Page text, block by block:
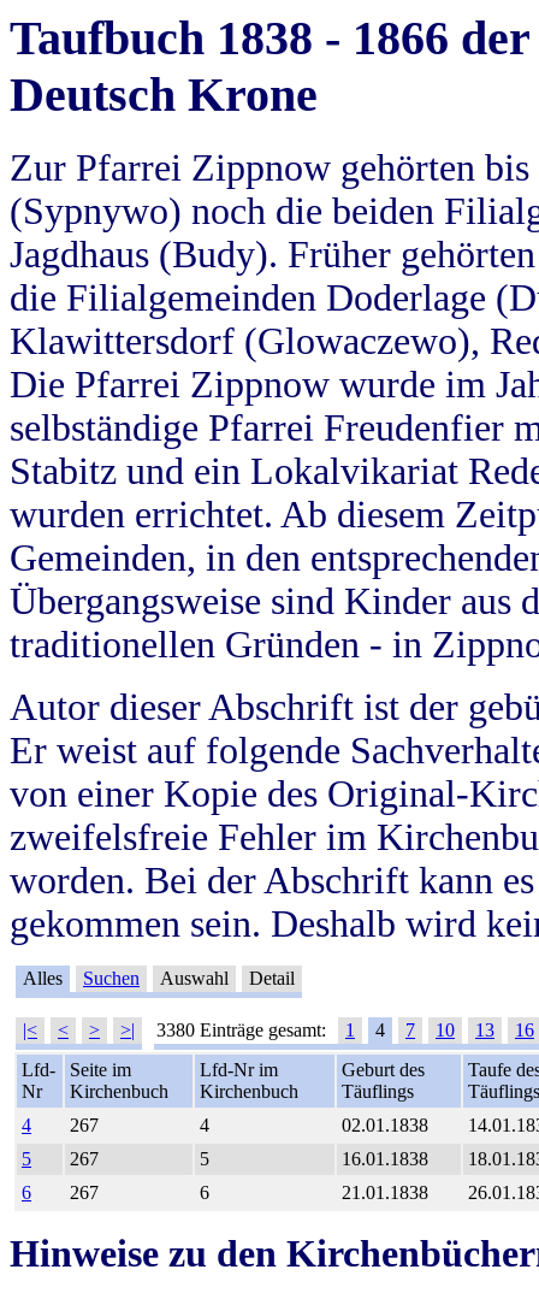
Taufbuch 1838 - 1866
Deutsch Krone
Zur Pfarrei Zippnow gehörten
(Sypnywo) noch die beiden
Jagdhaus (Budy). Früher
die Filialgemeinden Doderlage
Klawittersdorf (Glowaczewo),
Die Pfarrei Zippnow wurde im
selbständige Pfarrei Freudenfier
Stabitz und ein Lokalvikariat
wurden errichtet. Ab diesem
Gemeinden, in den
Übergangsweise sind Kinder aus
traditionellen Gründen - in
Autor dieser Abschrift ist der
Er weist auf folgende
von einer Kopie des Original-
zweifelsfreie Fehler im
worden. Bei der Abschrift kann
gekommen sein. Deshalb wird
Alles Suchen Auswahl Detail
|< < > >| 3380 Einträge gesamt: 1 4 7 10 13
16
Lfd-
Nr
Seite im
Kirchenbuch
Lfd-Nr im
Kirchenbuch
Geburt des
Täuflings
Taufe
Täuflings
4
267 4 02.01.1838
5
267 5 16.01.1838
6
267 6 21.01.1838
Hinweise zu den